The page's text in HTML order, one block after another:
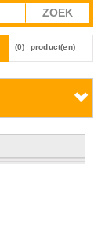
(0) product(en)